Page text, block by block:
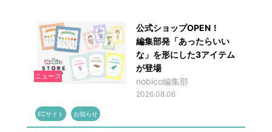
ニュース
公式ショップOPEN！
編集部発「あったらいい
な」を形にした3アイテム
が登場
nobico編集部
2026.08.06
ECサイト お知らせ